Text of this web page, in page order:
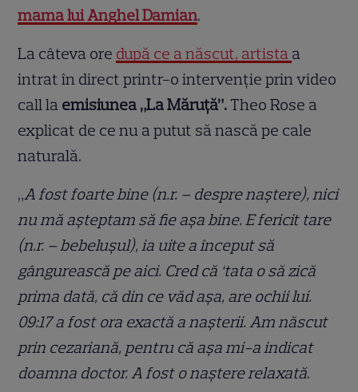
mama lui Anghel Damian.
La câteva ore după ce a născut, artista a
intrat în direct printr-o intervenție prin video
call la emisiunea „La Măruță”. Theo Rose a
explicat de ce nu a putut să nască pe cale
naturală.
„A fost foarte bine (n.r. – despre naștere), nici
nu mă așteptam să fie așa bine. E fericit tare
(n.r. – bebelușul), ia uite a început să
gângurească pe aici. Cred că ‘tata o să zică
prima dată, că din ce văd așa, are ochii lui.
09:17 a fost ora exactă a nașterii. Am născut
prin cezariană, pentru că așa mi-a indicat
doamna doctor. A fost o naștere relaxată.